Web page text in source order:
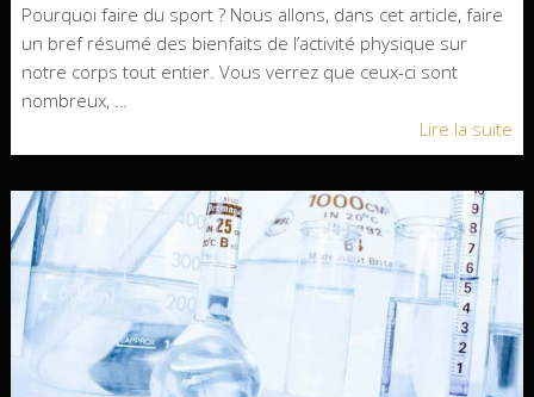
Pourquoi faire du sport ? Nous allons, dans cet article, faire
un bref résumé des bienfaits de l’activité physique sur
notre corps tout entier. Vous verrez que ceux-ci sont
nombreux, …
Lire la suite